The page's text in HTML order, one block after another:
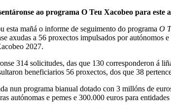
ao programa O Teu Xacobeo para este
esta mañá o informe de seguimento do programa O
axudas a 56 proxectos impulsados por autónomos
2027.
314 solicitudes, das que 130 corresponderon á
beneficiarios 56 proxectos, dos que 38
nun programa bianual dotado con 3 millóns de
autónomas e pemes e 300.000 euros para